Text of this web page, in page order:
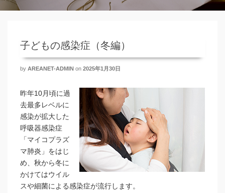
子どもの感染症（冬編）
by AREANET-ADMIN on 2025年1月30日
昨年10月頃に過
去最多レベルに
感染が拡大した
呼吸器感染症
「マイコプラズ
マ肺炎」をはじ
め、秋から冬に
かけてはウイル
スや細菌による感染症が流行します。